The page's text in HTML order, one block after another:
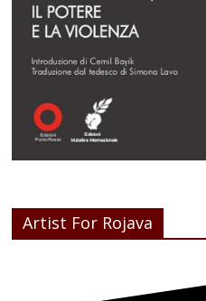
Artist For Rojava